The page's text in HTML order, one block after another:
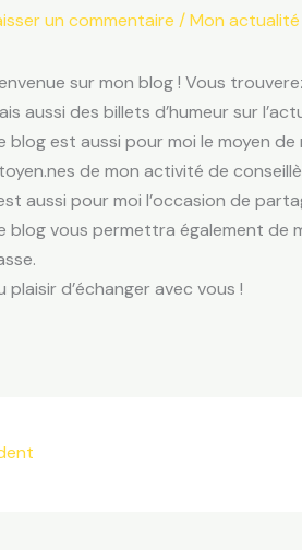
un commentaire /Mon actualité
sur mon blog ! Vous
aussi des billets d’humeur sur
blog est aussi pour moi le moyen
de mon activité de
aussi pour moi l’occasion de
blog vous permettra également de
plaisir d’échanger avec vous !